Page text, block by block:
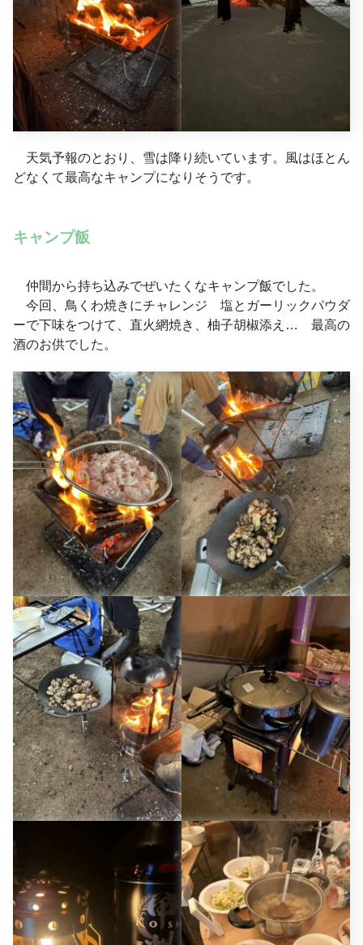
天気予報のとおり、雪は降り続いています。風はほとん
どなくて最高なキャンプになりそうです。
キャンプ飯
仲間から持ち込みでぜいたくなキャンプ飯でした。
今回、鳥くわ焼きにチャレンジ 塩とガーリックパウダ
ーで下味をつけて、直火網焼き、柚子胡椒添え… 最高の
酒のお供でした。